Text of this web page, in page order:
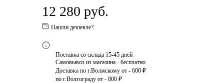
12 280 руб.
Нашли дешевле?
Поставка со склада 15-45 дней
Самовывоз из магазина - бесплатно
Доставка по г.Волжскому от - 600 ₽
по г.Волгограду от - 800 ₽